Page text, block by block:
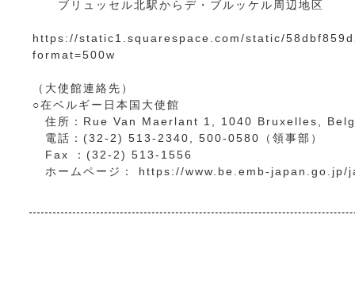
ブリュッセル北駅からデ・ブルッケル周辺地区
https://static1.squarespace.com/static/
format=500w
（大使館連絡先）
○在ベルギー日本国大使館
住所：Rue Van Maerlant 1, 1040 Bruxelles,
電話：(32-2) 513-2340, 500-0580（領事部）
Fax ：(32-2) 513-1556
ホームページ： https://www.be.emb-